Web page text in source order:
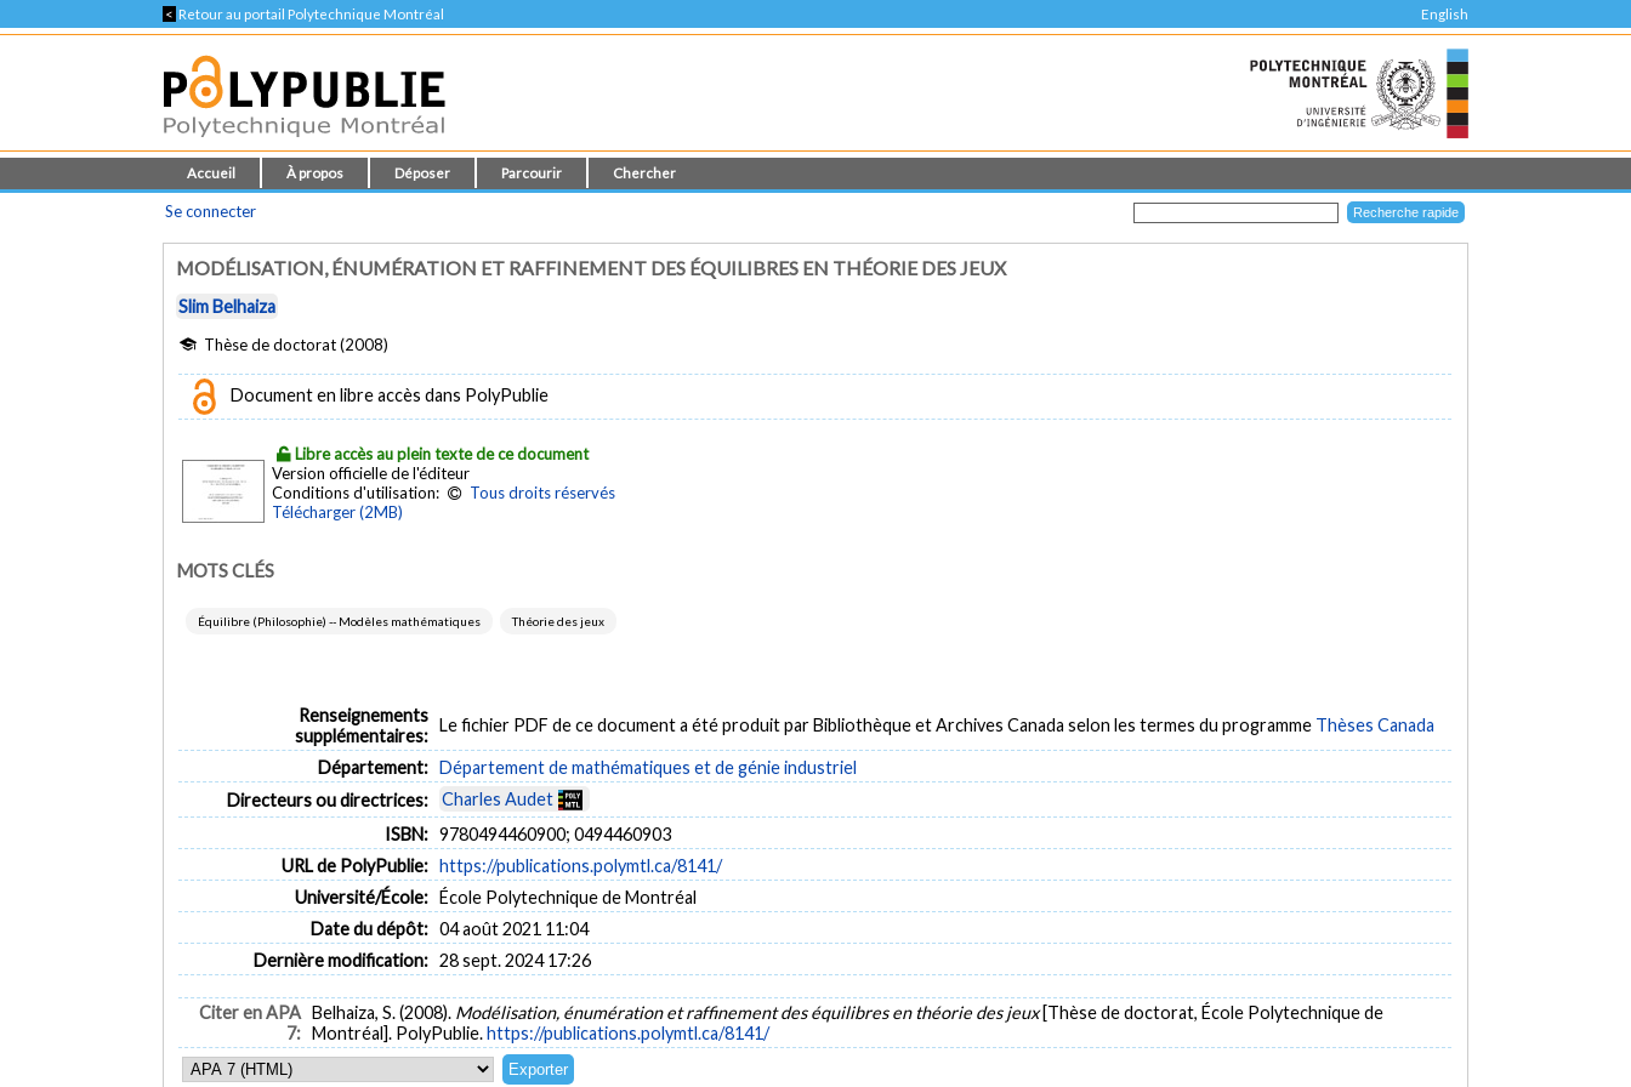
< Retour au portail Polytechnique Montréal English
Accueil À propos Déposer Parcourir Chercher
Se connecter
MODÉLISATION, ÉNUMÉRATION ET RAFFINEMENT DES ÉQUILIBRES EN THÉORIE DES JEUX
Slim Belhaiza
Thèse de doctorat (2008)
Document en libre accès dans PolyPublie
Libre accès au plein texte de ce document
Version officielle de l'éditeur
Conditions d'utilisation:
Tous droits réservés
Télécharger (2MB)
MOTS CLÉS
Équilibre (Philosophie) -- Modèles mathématiques Théorie des jeux
Renseignements
supplémentaires:
Le fichier PDF de ce document a été produit par Bibliothèque et Archives Canada selon les termes du programme Thèses Canada
Département: Département de mathématiques et de génie industriel
Directeurs ou directrices:
Charles Audet
ISBN: 9780494460900; 0494460903
URL de PolyPublie: https://publications.polymtl.ca/8141/
Université/École: École Polytechnique de Montréal
Date du dépôt: 04 août 2021 11:04
Dernière modification: 28 sept. 2024 17:26
Citer en APA
7:
Belhaiza, S. (2008). Modélisation, énumération et raffinement des équilibres en théorie des jeux[Thèse de doctorat, École Polytechnique de
Montréal]. PolyPublie.https://publications.polymtl.ca/8141/